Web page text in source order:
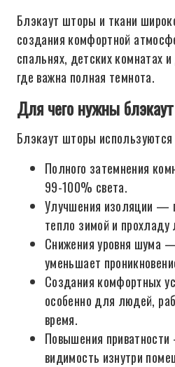
Блэкаут шторы и ткани
создания комфортной
спальнях, детских комнатах
где важна полная темнота.
Для чего нужны
Блэкаут шторы
Полного затемнения
99-100% света.
Улучшения изоляции —
тепло зимой и прохладу
Снижения уровня шума
уменьшает
Создания комфортных
особенно для людей,
время.
Повышения
видимость изнутри